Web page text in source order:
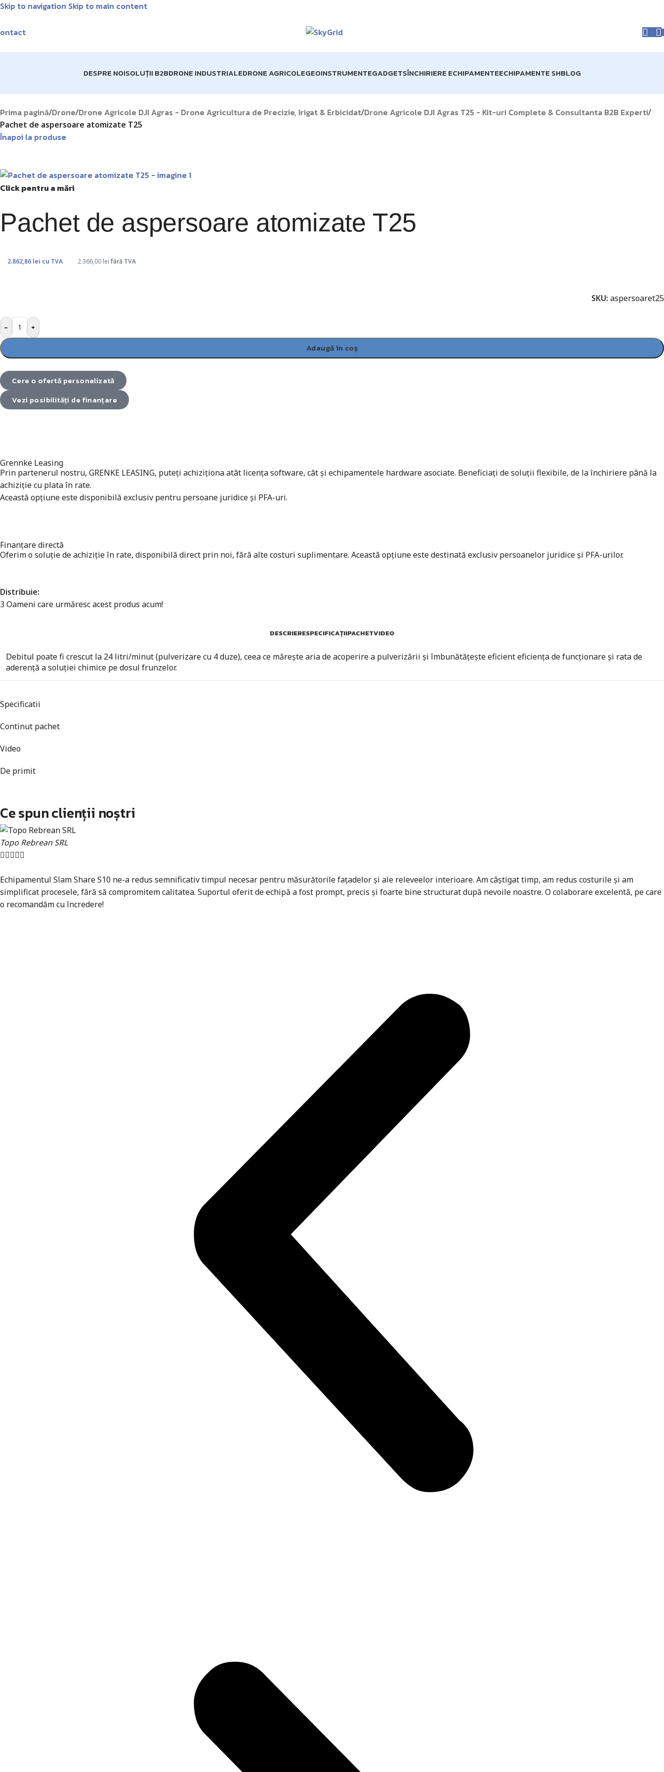
Skip to navigation Skip to main content
DESPRE NOISOLUȚII B2BDRONE INDUSTRIALEDRONE AGRICOLEGEOINSTRUMENTEGADGETSÎNCHIRIERE ECHIPAMENTEECHIPAMENTE SHBLOG
Prima pagină/Drone/Drone Agricole DJI Agras - Drone Agricultura de Precizie, Irigat & Erbicidat/Drone Agricole DJI Agras T25 - Kit-uri Complete & Consultanta B2B Experti/
Pachet de aspersoare atomizate T25
Înapoi la produse
Click pentru a mări
Pachet de aspersoare atomizate T25
2.366,00 lei fără TVA
2.862,86 lei cu TVA
SKU: aspersoaret25
-
+
Adaugă în coș
Cere o ofertă personalizată
Vezi posibilități de finanțare
Grennke Leasing
Prin partenerul nostru, GRENKE LEASING, puteți achiziționa atât licența software, cât și echipamentele hardware asociate. Beneficiați de soluții flexibile, de la închiriere până la
achiziție cu plata în rate.
Această opțiune este disponibilă exclusiv pentru persoane juridice și PFA-uri.
Finanțare directă
Oferim o soluție de achiziție în rate, disponibilă direct prin noi, fără alte costuri suplimentare. Această opțiune este destinată exclusiv persoanelor juridice și PFA-urilor.
Distribuie:
3 Oameni care urmăresc acest produs acum!
DESCRIERESPECIFICAȚIIPACHETVIDEO
Debitul poate fi crescut la 24 litri/minut (pulverizare cu 4 duze), ceea ce mărește aria de acoperire a pulverizării și îmbunătățește eficient eficiența de funcționare și rata de
aderență a soluției chimice pe dosul frunzelor.
Specificatii
Continut pachet
Video
De primit
Ce spun clienții noștri
Topo Rebrean SRL

Echipamentul Slam Share S10 ne-a redus semnificativ timpul necesar pentru măsurătorile fațadelor și ale releveelor interioare. Am câștigat timp, am redus costurile și am
simplificat procesele, fără să compromitem calitatea. Suportul oferit de echipă a fost prompt, precis și foarte bine structurat după nevoile noastre. O colaborare excelentă, pe care
o recomandăm cu încredere!